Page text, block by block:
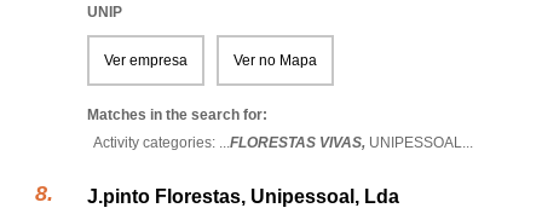
UNIP
Ver empresa Ver no Mapa
Matches in the search for:
Activity categories: ...FLORESTAS VIVAS, UNIPESSOAL...
J.pinto Florestas, Unipessoal, Lda